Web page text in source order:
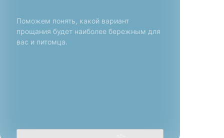
Поможем понять, какой вариант
прощания будет наиболее бережным для
вас и питомца.